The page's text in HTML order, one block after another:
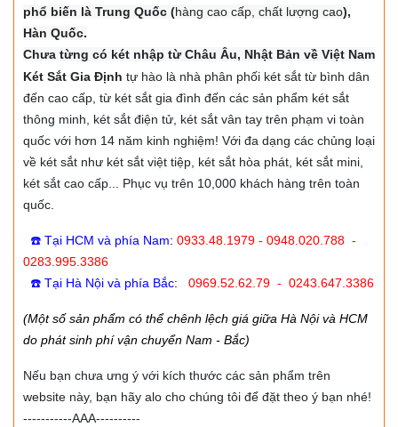
phổ biến là Trung Quốc (hàng cao cấp, chất lượng cao),
Hàn Quốc.
Chưa từng có két nhập từ Châu Âu, Nhật Bản về Việt Nam
Két Sắt Gia Định tự hào là nhà phân phối két sắt từ bình dân
đến cao cấp, từ két sắt gia đình đến các sản phẩm két sắt
thông minh, két sắt điện tử, két sắt vân tay trên phạm vi toàn
quốc với hơn 14 năm kinh nghiệm! Với đa dạng các chủng loại
về két sắt như két sắt việt tiệp, két sắt hòa phát, két sắt mini,
két sắt cao cấp... Phục vụ trên 10,000 khách hàng trên toàn
quốc.
☎️ Tại HCM và phía Nam: 0933.48.1979 - 0948.020.788 -
0283.995.3386
☎️ Tại Hà Nội và phía Bắc: 0969.52.62.79 - 0243.647.3386
(Một số sản phẩm có thể chênh lệch giá giữa Hà Nội và HCM
do phát sinh phí vận chuyển Nam - Bắc)
Nếu bạn chưa ưng ý với kích thước các sản phẩm trên
website này, bạn hãy alo cho chúng tôi để đặt theo ý bạn nhé!
-----------AAA----------